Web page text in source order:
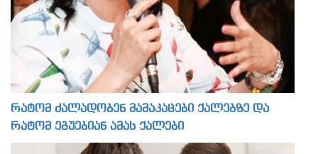
რატომ ძალადობენ მამაკაცები ქალებზე და
რატომ ეგუებიან ამას ქალები